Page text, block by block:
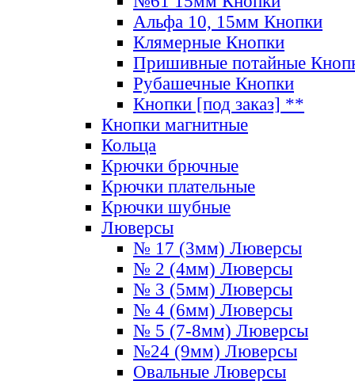
Альфа 10, 15мм Кнопки
Клямерные Кнопки
Пришивные потайные
Рубашечные Кнопки
Кнопки [под заказ] **
Кнопки магнитные
Кольца
Крючки брючные
Крючки плательные
Крючки шубные
Люверсы
№ 17 (3мм) Люверсы
№ 2 (4мм) Люверсы
№ 3 (5мм) Люверсы
№ 4 (6мм) Люверсы
№ 5 (7-8мм) Люверсы
№24 (9мм) Люверсы
Овальные Люверсы